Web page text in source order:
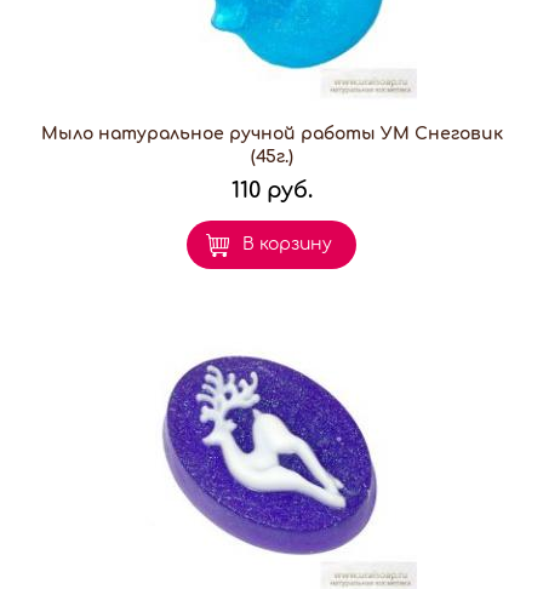
Мыло натуральное ручной работы УМ Снеговик
(45г.)
110 руб.
В корзину